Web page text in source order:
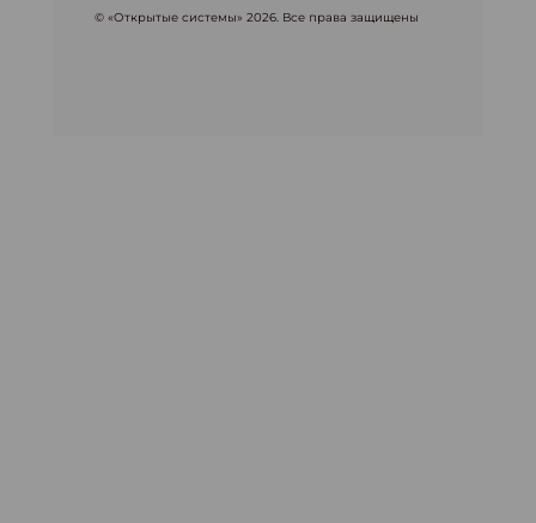
© «Открытые системы» 2026. Все права защищены